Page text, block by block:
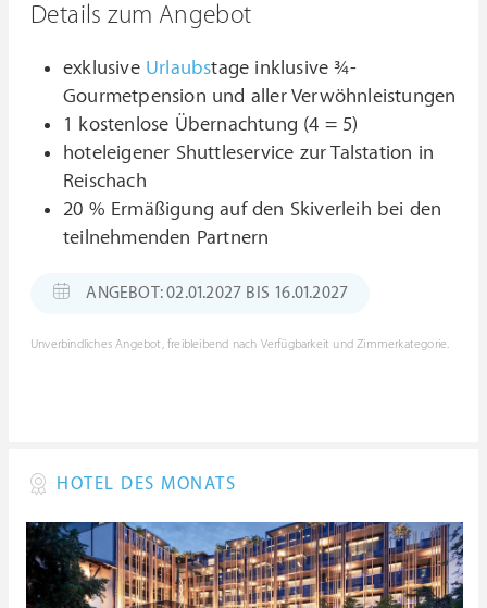
Details zum Angebot
exklusive Urlaubstage inklusive ¾-
Gourmetpension und aller Verwöhnleistungen
1 kostenlose Übernachtung (4 = 5)
hoteleigener Shuttleservice zur Talstation in
Reischach
20 % Ermäßigung auf den Skiverleih bei den
teilnehmenden Partnern
ANGEBOT: 02.01.2027 BIS 16.01.2027
Unverbindliches Angebot, freibleibend nach Verfügbarkeit und Zimmerkategorie.
HOTEL DES MONATS